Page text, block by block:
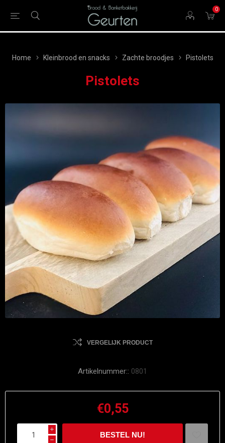
0
Home Kleinbrood en snacks Zachte broodjes Pistolets
Pistolets
VERGELIJK PRODUCT
Artikelnummer:: 0801
€0,55
i
h